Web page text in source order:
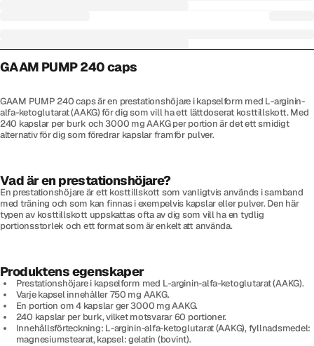
GAAM PUMP 240 caps
GAAM PUMP 240 caps är en prestationshöjare i kapselform med L-arginin-
alfa-ketoglutarat (AAKG) för dig som vill ha ett lättdoserat kosttillskott. Med
240 kapslar per burk och 3000 mg AAKG per portion är det ett smidigt
alternativ för dig som föredrar kapslar framför pulver.
Vad är en prestationshöjare?
En prestationshöjare är ett kosttillskott som vanligtvis används i samband
med träning och som kan finnas i exempelvis kapslar eller pulver. Den här
typen av kosttillskott uppskattas ofta av dig som vill ha en tydlig
portionsstorlek och ett format som är enkelt att använda.
Produktens egenskaper
Prestationshöjare i kapselform med L-arginin-alfa-ketoglutarat (AAKG).
Varje kapsel innehåller 750 mg AAKG.
En portion om 4 kapslar ger 3000 mg AAKG.
240 kapslar per burk, vilket motsvarar 60 portioner.
Innehållsförteckning: L-arginin-alfa-ketoglutarat (AAKG), fyllnadsmedel:
magnesiumstearat, kapsel: gelatin (bovint).